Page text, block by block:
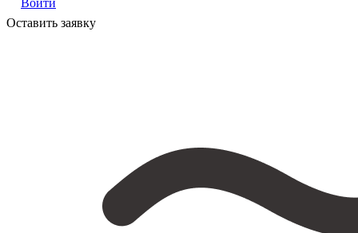
Войти
Оставить заявку